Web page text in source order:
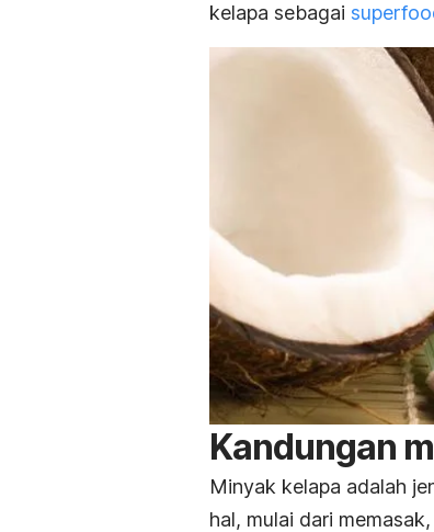
kelapa sebagai
Kandungan
Minyak kelapa adalah
hal, mulai dari